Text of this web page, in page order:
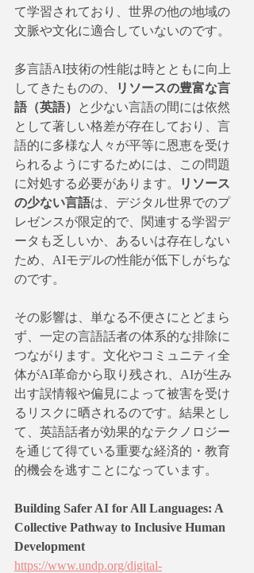
て学習されており、世界の他の地域の
文脈や文化に適合していないのです。
多言語AI技術の性能は時とともに向上
してきたものの、
リソースの豊富な言
語（英語）
と少ない言語の間には依然
として著しい格差が存在しており、言
語的に多様な人々が平等に恩恵を受け
られるようにするためには、この問題
に対処する必要があります。
リソース
の少ない言語は、デジタル世界でのプ
レゼンスが限定的で、関連する学習デ
ータも乏しいか、あるいは存在しない
ため、AIモデルの性能が低下しがちな
のです。
その影響は、単なる不便さにとどまら
ず、一定の言語話者の体系的な排除に
つながります。文化やコミュニティ全
体がAI革命から取り残され、AIが生み
出す誤情報や偏見によって被害を受け
るリスクに晒されるのです。結果とし
て、英語話者が効果的なテクノロジー
を通じて得ている重要な経済的・教育
的機会を逃すことになっています。
Building Safer AI for All Languages: A
Collective Pathway to Inclusive Human
Development
https://www.undp.org/digital-